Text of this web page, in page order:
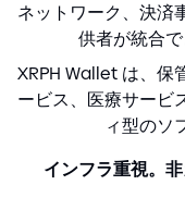
ネットワーク、決済
供者が統合
XRPH Wallet は、保
ービス、医療サービ
ィ型のソ
インフラ重視。